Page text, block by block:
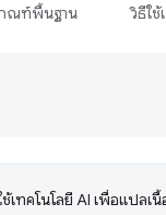
ณฑ์พื้นฐาน วิธีใ
เทคโนโลยี AI เพื่อแปลเ